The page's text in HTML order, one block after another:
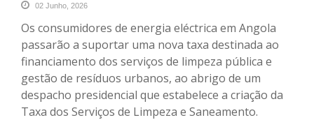
02 Junho, 2026
Os consumidores de energia eléctrica em Angola
passarão a suportar uma nova taxa destinada ao
financiamento dos serviços de limpeza pública e
gestão de resíduos urbanos, ao abrigo de um
despacho presidencial que estabelece a criação da
Taxa dos Serviços de Limpeza e Saneamento.